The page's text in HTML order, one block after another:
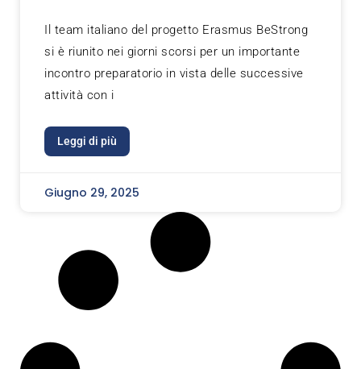
Il team italiano del progetto Erasmus BeStrong
si è riunito nei giorni scorsi per un importante
incontro preparatorio in vista delle successive
attività con i
Leggi di più
Giugno 29, 2025